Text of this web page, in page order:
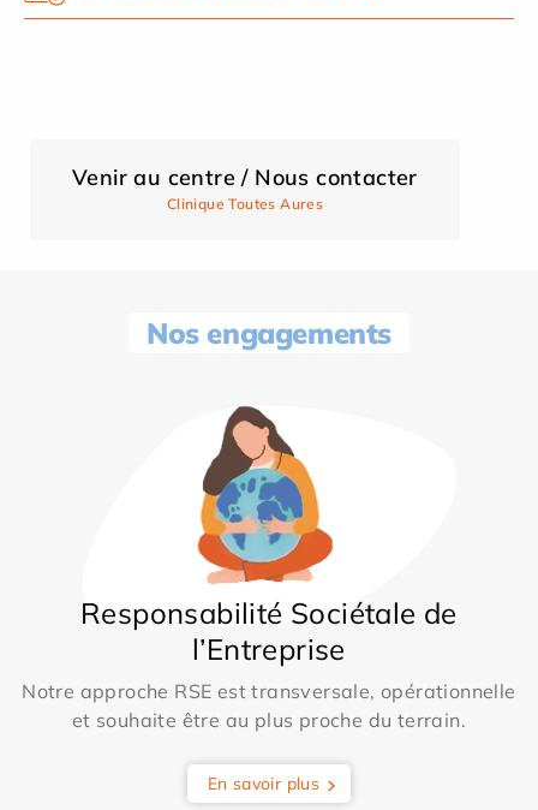
Venir au centre / Nous contacter
Clinique Toutes Aures
Nos engagements
Responsabilité Sociétale de
l’Entreprise
Notre approche RSE est transversale, opérationnelle
et souhaite être au plus proche du terrain.
En savoir plus